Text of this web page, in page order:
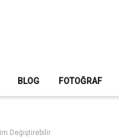
BLOG FOTOĞRAF
Değiştirebilir